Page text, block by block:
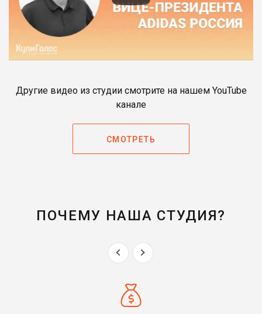
Другие видео из студии смотрите на нашем YouTube
канале
СМОТРЕТЬ
ПОЧЕМУ НАША СТУДИЯ?